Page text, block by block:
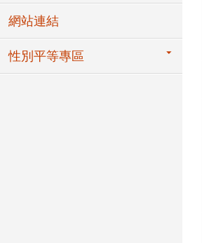
網站連結
性別平等專區